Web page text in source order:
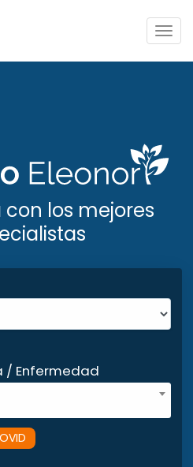
con los mejores
/ Enfermedad